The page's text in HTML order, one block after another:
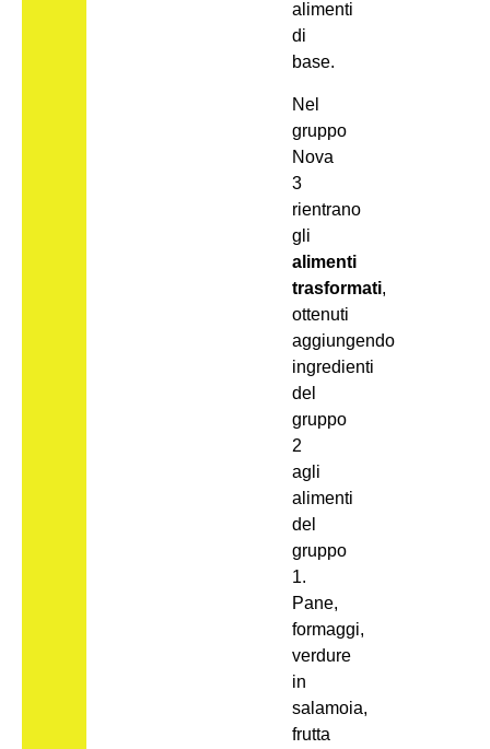
alimenti
di
base.
Nel
gruppo
Nova
3
rientrano
gli
alimenti
trasformati,
ottenuti
aggiungendo
ingredienti
del
gruppo
2
agli
alimenti
del
gruppo
1.
Pane,
formaggi,
verdure
in
salamoia,
frutta